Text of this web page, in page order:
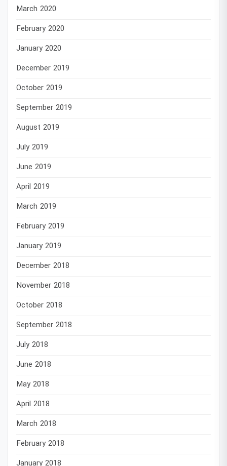
March 2020
February 2020
January 2020
December 2019
October 2019
September 2019
August 2019
July 2019
June 2019
April 2019
March 2019
February 2019
January 2019
December 2018
November 2018
October 2018
September 2018
July 2018
June 2018
May 2018
April 2018
March 2018
February 2018